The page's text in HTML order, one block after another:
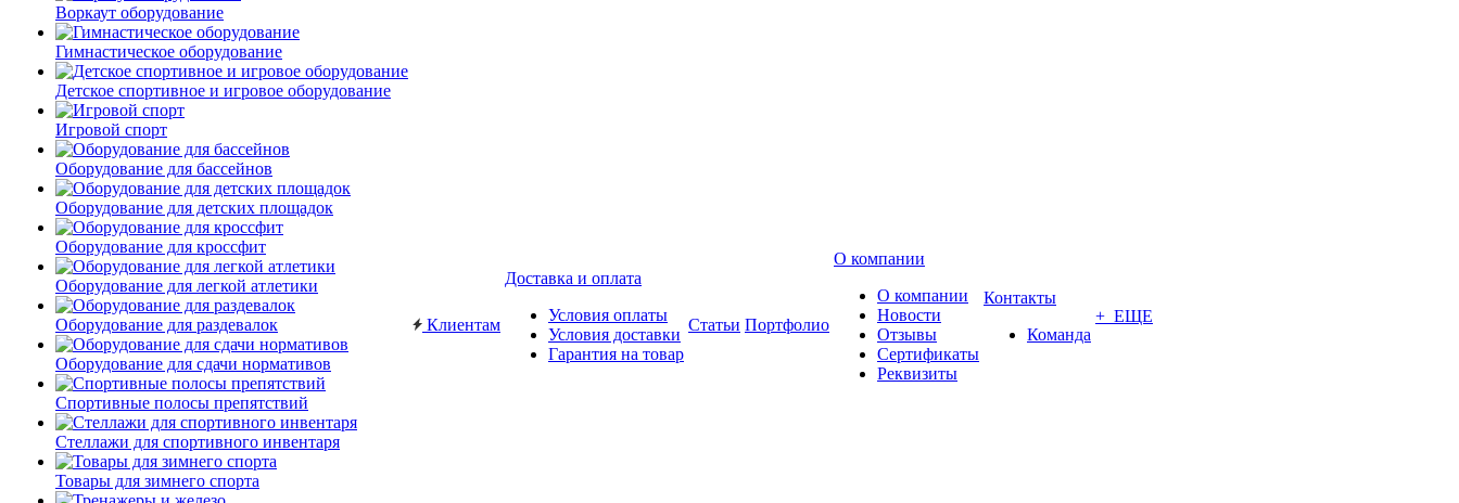
Воркаут оборудование
Гимнастическое оборудование
Детское спортивное и игровое оборудование
Игровой спорт
Оборудование для бассейнов
Оборудование для детских площадок
Оборудование для кроссфит
Оборудование для легкой атлетики
Оборудование для раздевалок
Оборудование для сдачи нормативов
Спортивные полосы препятствий
Стеллажи для спортивного инвентаря
Товары для зимнего спорта
Клиентам
Доставка и оплата
Условия оплаты
Условия доставки
Гарантия на товар
Статьи Портфолио
О компании
О компании
Новости
Отзывы
Сертификаты
Реквизиты
Контакты
Команда
+ ЕЩЕ